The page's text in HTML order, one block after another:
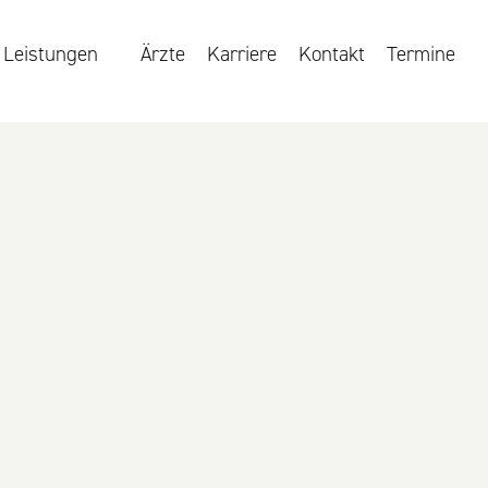
Leistungen Ärzte Karriere Kontakt Termine